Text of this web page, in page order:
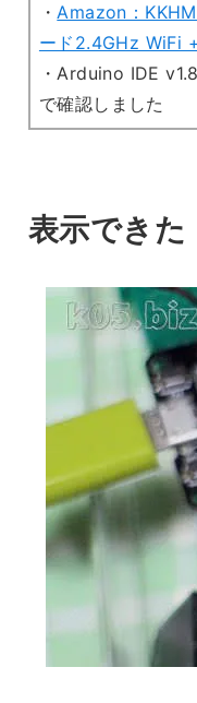
・Amazon：
ード2.4GHz WiFi
・Arduino IDE
で確認しました
表示できた